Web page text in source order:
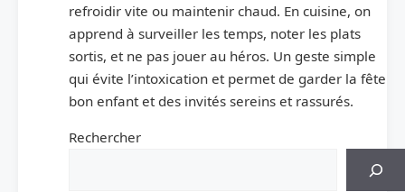
refroidir vite ou maintenir chaud. En cuisine, on
apprend à surveiller les temps, noter les plats
sortis, et ne pas jouer au héros. Un geste simple
qui évite l’intoxication et permet de garder la fête
bon enfant et des invités sereins et rassurés.
Rechercher